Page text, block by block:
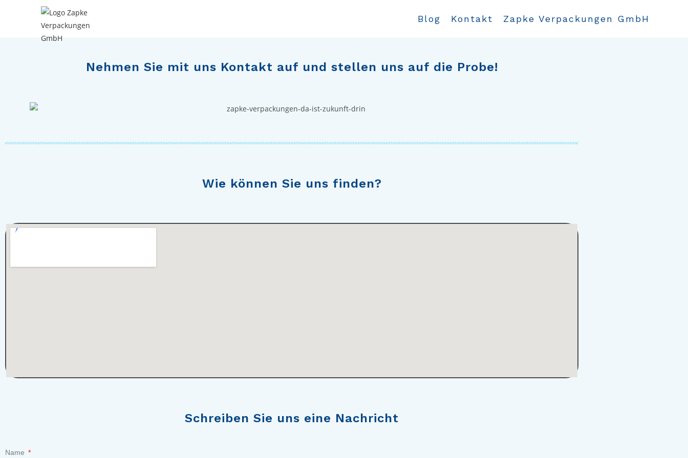
Blog Kontakt Zapke Verpackungen GmbH
Nehmen Sie mit uns Kontakt auf und stellen uns auf die Probe!
Wie können Sie uns finden?
Schreiben Sie uns eine Nachricht
Name